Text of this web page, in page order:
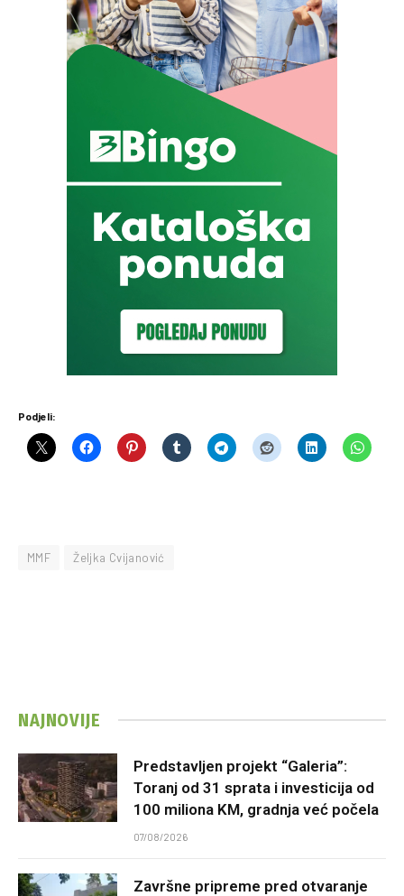
Podjeli:
MMF Željka Cvijanović
NAJNOVIJE
Predstavljen projekt “Galeria”:
Toranj od 31 sprata i investicija od
100 miliona KM, gradnja već počela
07/08/2026
Završne pripreme pred otvaranje